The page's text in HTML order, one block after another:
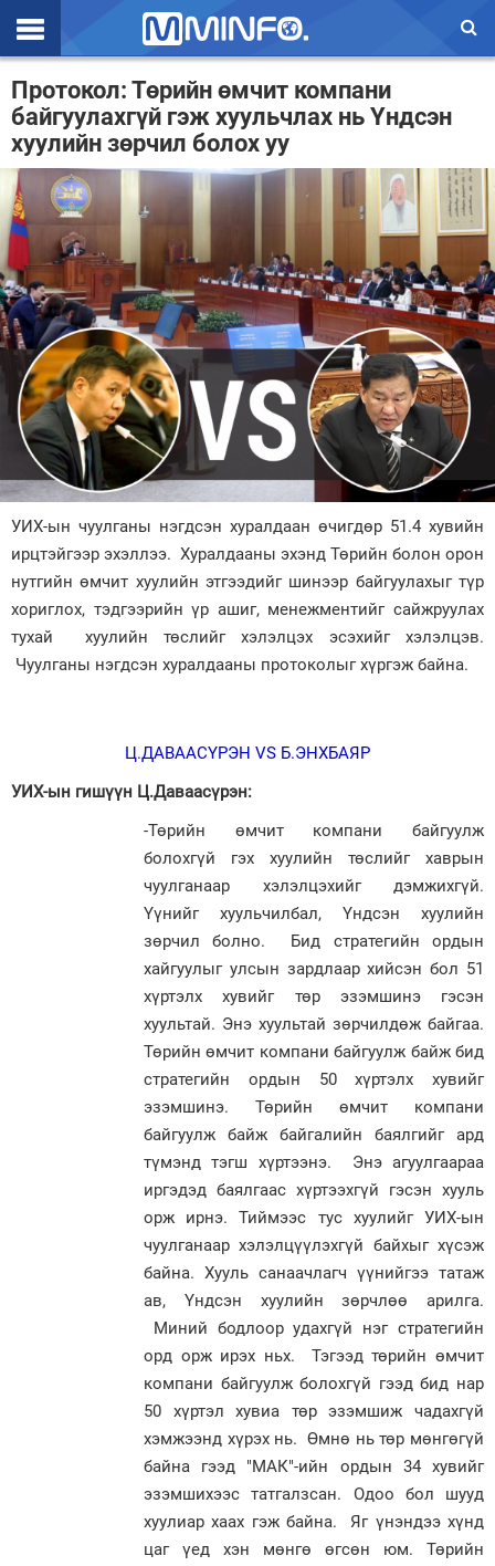
Эхлэл
Цаг агаар
Валют ханш
Улс төр
Эдийн засаг
Үзэл бодол
Спорт
Нийгэм
Дэлхий
Энтертайнмэнт
Зурхай
Протокол: Төрийн өмчит компани
байгуулахгүй гэж хуульчлах нь Үндсэн
хуулийн зөрчил болох уу
УИХ-ын чуулганы нэгдсэн хуралдаан өчигдөр 51.4 хувийн
ирцтэйгээр эхэллээ. Хуралдааны эхэнд Төрийн болон орон
нутгийн өмчит хуулийн этгээдийг шинээр байгуулахыг түр
хориглох, тэдгээрийн үр ашиг, менежментийг сайжруулах
тухай хуулийн төслийг хэлэлцэх эсэхийг хэлэлцэв.
Чуулганы нэгдсэн хуралдааны протоколыг хүргэж байна.
Ц.ДАВААСҮРЭН VS Б.ЭНХБАЯР
УИХ-ын гишүүн Ц.Даваасүрэн:
-Төрийн өмчит компани байгуулж
болохгүй гэх хуулийн төслийг хаврын
чуулганаар хэлэлцэхийг дэмжихгүй.
Үүнийг хуульчилбал, Үндсэн хуулийн
зөрчил болно. Бид стратегийн ордын
хайгуулыг улсын зардлаар хийсэн бол 51
хүртэлх хувийг төр эзэмшинэ гэсэн
хуультай. Энэ хуультай зөрчилдөж байгаа.
Төрийн өмчит компани байгуулж байж бид
стратегийн ордын 50 хүртэлх хувийг
эзэмшинэ. Төрийн өмчит компани
байгуулж байж байгалийн баялгийг ард
түмэнд тэгш хүртээнэ. Энэ агуулгаараа
иргэдэд баялгаас хүртээхгүй гэсэн хууль
орж ирнэ. Тиймээс тус хуулийг УИХ-ын
чуулганаар хэлэлцүүлэхгүй байхыг хүсэж
байна. Хууль санаачлагч үүнийгээ татаж
ав, Үндсэн хуулийн зөрчлөө арилга.
Миний бодлоор удахгүй нэг стратегийн
орд орж ирэх ньx. Тэгээд төрийн өмчит
компани байгуулж болохгүй гээд бид нар
50 хүртэл хувиа төр эзэмшиж чадахгүй
хэмжээнд хүрэх нь. Өмнө нь төр мөнгөгүй
байна гээд "МАК"-ийн ордын 34 хувийг
эзэмшихээс татгалзсан. Одоо бол шууд
хуулиар хаах гэж байна. Яг үнэндээ хүнд
цаг үед хэн мөнгө өгсөн юм. Төрийн